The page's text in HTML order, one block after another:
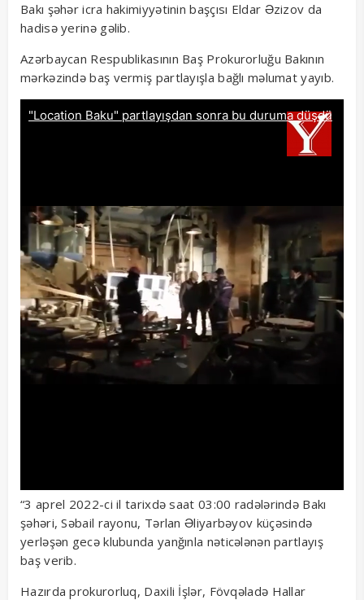
Bakı şəhər icra hakimiyyətinin başçısı Eldar Əzizov da
hadisə yerinə gəlib.
Azərbaycan Respublikasının Baş Prokurorluğu Bakının
mərkəzində baş vermiş partlayışla bağlı məlumat yayıb.
“3 aprel 2022-ci il tarixdə saat 03:00 radələrində Bakı
şəhəri, Səbail rayonu, Tərlan Əliyarbəyov küçəsində
yerləşən gecə klubunda yanğınla nəticələnən partlayış
baş verib.
Hazırda prokurorluq, Daxili İşlər, Fövqəladə Hallar